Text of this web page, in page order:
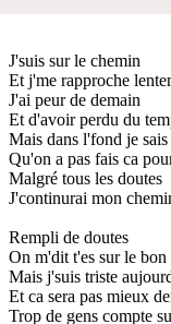
J'suis sur le chemin
Et j'me rapproche
J'ai peur de demain
Et d'avoir perdu du
Mais dans l'fond je sais
Qu'on a pas fais ca
Malgré tous les doutes
J'continurai mon
Rempli de doutes
On m'dit t'es sur le bon
Mais j'suis triste
Et ca sera pas mieux
Trop de gens compte